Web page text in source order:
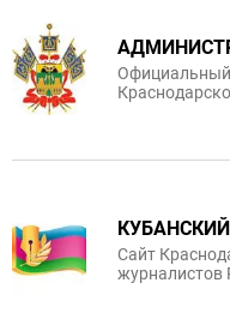
Официальный
Сайт
журналистов